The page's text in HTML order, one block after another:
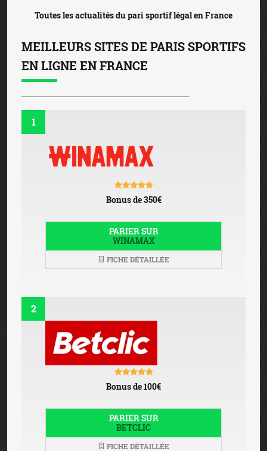
Toutes les actualités du pari sportif légal en France
MEILLEURS SITES DE PARIS SPORTIFS
EN LIGNE EN FRANCE
1
Bonus de 350€
PARIER SUR
WINAMAX
FICHE DÉTAILLÉE
2
Bonus de 100€
PARIER SUR
BETCLIC
FICHE DÉTAILLÉE